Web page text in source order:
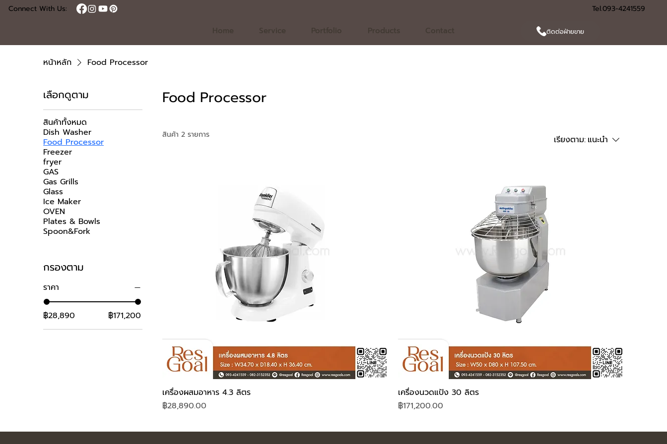
Connect With Us: Tel.093-4241559
ติดต่อฝ่ายขาย
หน้าหลัก Food Processor
เลือกดูตาม
สินค้าทั้งหมด
Dish Washer
Food Processor
Freezer
fryer
GAS
Gas Grills
Glass
Ice Maker
OVEN
Plates & Bowls
Spoon&Fork
กรองตาม
ราคา
฿28,890 ฿171,200
Food Processor
สินค้า 2 รายการ เรียงตาม: แนะนำ
เครื่องผสมอาหาร 4.3 ลิตร
ราคา
฿28,890.00
เครื่องนวดแป้ง 30 ลิตร
ราคา
฿171,200.00